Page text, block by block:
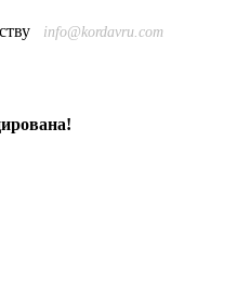
info@kordavru.com